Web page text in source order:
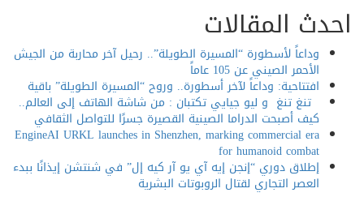
المقالات
وداعاً لأسطورة “المسيرة الطويلة”.. رحيل آخر محاربة من الجيش
الأحمر الصيني عن 105 عاماً
افتتاحية: وداعاً لآخر أسطورة.. وروح “المسيرة الطويلة” باقية
تنغ تنغ و ليو جيايي تكتبان : من شاشة الهاتف إلى العالم..
كيف أصبحت الدراما الصينية القصيرة جسرًا للتواصل الثقافي
EngineAI URKL launches in Shenzhen, marking commercial era
for humanoid combat
إطلاق دوري “إنجن إيه آي يو آر كيه إل” في شنتشن إيذانًا ببدء
العصر التجاري لقتال الروبوتات البشرية